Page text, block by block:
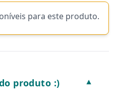
para este produto.
produto :) ▼